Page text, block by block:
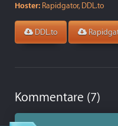
Hoster: Rapidgator, DDL.to
DDL.to
Kommentare (7)